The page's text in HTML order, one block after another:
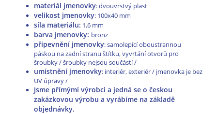
materiál jmenovky: dvouvrstvý plast
velikost jmenovky: 100x40 mm
síla materiálu: 1,6 mm
barva jmenovky: bronz
připevnění jmenovky: samolepící oboustrannou
páskou na zadní stranu štítku, vyvrtání otvorů pro
šroubky / šroubky nejsou součástí /
umístnění jmenovky: interiér, exteriér / jmenovka je bez
UV úpravy /
Jsme přímými výrobci a jedná se o českou
zakázkovou výrobu a vyrábíme na základě
objednávky.